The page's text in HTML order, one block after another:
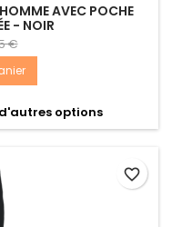
AVEC POCHE
- NOIR
€
options
favorite_border